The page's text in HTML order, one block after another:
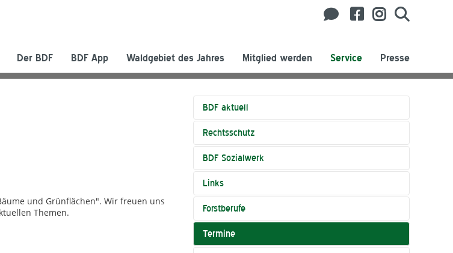
Der BDF BDF App Waldgebiet des Jahres Mitglied werden Service Presse
und Grünflächen". Wir freuen uns
Themen.
BDF aktuell
Rechtsschutz
BDF Sozialwerk
Links
Forstberufe
Termine